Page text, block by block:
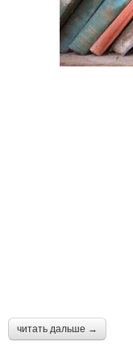
читать дальше →